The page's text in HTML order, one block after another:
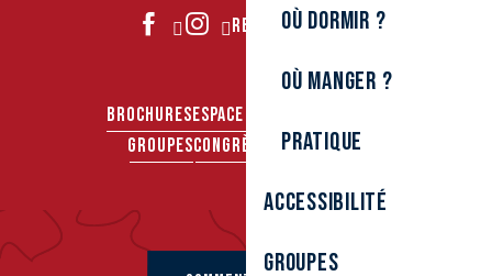
Où dormir ?
Où manger ?
Pratique
Accessibilité
Groupes
REJOIGNEZ-NOUS
BROCHURESESPACE PRO
GROUPESCONGRÈS & SÉMINAIRES